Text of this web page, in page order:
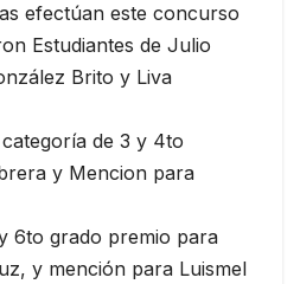
efectúan este concurso
Estudiantes de Julio
Brito y Liva
de 3 y 4to
y Mencion para
6to grado premio para
y mención para Luismel